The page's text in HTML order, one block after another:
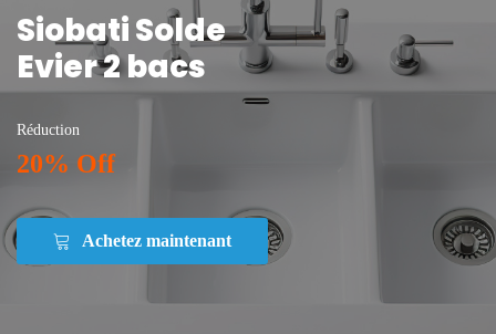
Siobati Solde
Evier 2 bacs
Réduction
20% Off
Achetez maintenant